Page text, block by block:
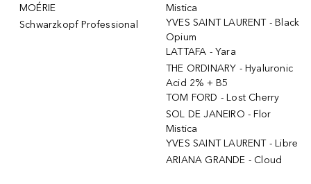
MOÉRIE
Schwarzkopf Professional
Mistica
YVES SAINT LAURENT - Black
Opium
LATTAFA - Yara
THE ORDINARY - Hyaluronic
Acid 2% + B5
TOM FORD - Lost Cherry
SOL DE JANEIRO - Flor
Mistica
YVES SAINT LAURENT - Libre
ARIANA GRANDE - Cloud